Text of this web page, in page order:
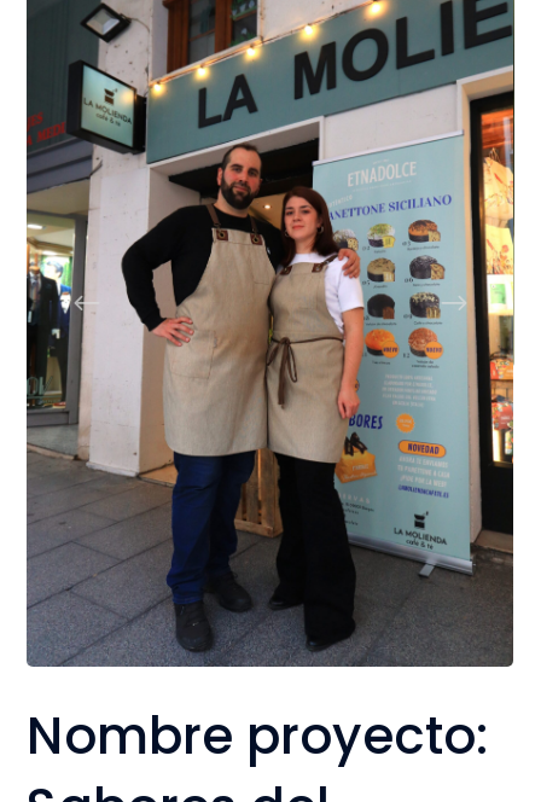
Nombre proyecto:
Sabores del
mundo a granel
La Molienda: Elvira Ruizpor «Sabores del mundo a
Descripción del negocio: